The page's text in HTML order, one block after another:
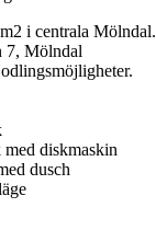
i centrala Mölndal.
7, Mölndal
diskmaskin
dusch